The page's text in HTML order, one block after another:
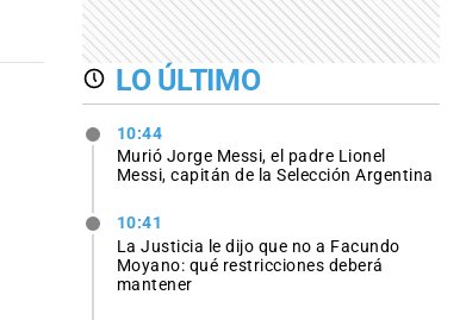
LO ÚLTIMO
10:44
Murió Jorge Messi, el padre Lionel
Messi, capitán de la Selección Argentina
10:41
La Justicia le dijo que no a Facundo
Moyano: qué restricciones deberá
mantener